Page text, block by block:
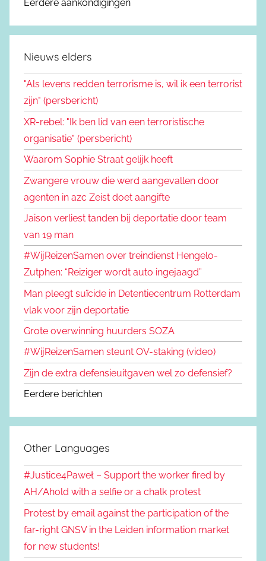
Eerdere aankondigingen
Nieuws elders
"Als levens redden terrorisme is, wil ik een terrorist
zijn" (persbericht)
XR-rebel: "Ik ben lid van een terroristische
organisatie" (persbericht)
Waarom Sophie Straat gelijk heeft
Zwangere vrouw die werd aangevallen door
agenten in azc Zeist doet aangifte
Jaison verliest tanden bij deportatie door team
van 19 man
#WijReizenSamen over treindienst Hengelo-
Zutphen: “Reiziger wordt auto ingejaagd”
Man pleegt suïcide in Detentiecentrum Rotterdam
vlak voor zijn deportatie
Grote overwinning huurders SOZA
#WijReizenSamen steunt OV-staking (video)
Zijn de extra defensieuitgaven wel zo defensief?
Eerdere berichten
Other Languages
#Justice4Paweł – Support the worker fired by
AH/Ahold with a selfie or a chalk protest
Protest by email against the participation of the
far-right GNSV in the Leiden information market
for new students!